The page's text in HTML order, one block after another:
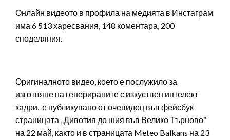
Онлайн видеото в профила на медията в Инстаграм
има 6 513 харесвания, 148 коментара, 200
споделяния.
Оригиналното видео, което е послужило за
изготвяне на генерираните с изкуствен интелект
кадри, е публикувано от очевидец във фейсбук
страницата „Дивотия до шия във Велико Търново“
на 22 май, както и в страницата Meteo Balkans на 23